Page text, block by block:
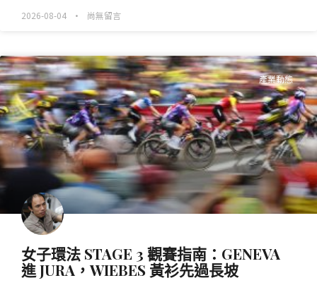
2026-08-04 尚無留言
產業動態
女子環法 STAGE 3 觀賽指南：GENEVA
進 JURA，WIEBES 黃衫先過長坡